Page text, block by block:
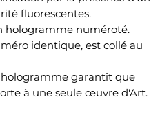
fluorescentes.
hologramme numéroté.
identique, est collé au
garantit que
à une seule œuvre d'Art.